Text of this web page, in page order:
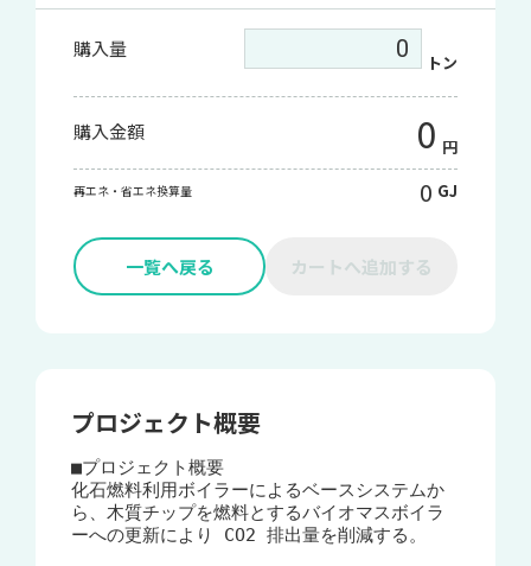
購入量
トン
購入金額 0 円
再エネ・省エネ換算量 0 GJ
一覧へ戻る カートへ追加する
プロジェクト概要
■プロジェクト概要
化石燃料利用ボイラーによるベースシステムか
ら、木質チップを燃料とするバイオマスボイラ
ーへの更新により CO2 排出量を削減する。